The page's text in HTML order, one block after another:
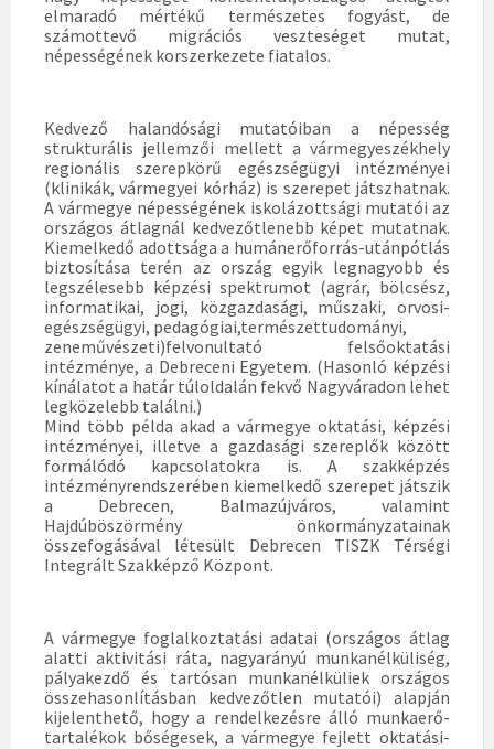
elmaradó mértékű természetes fogyást, de
számottevő migrációs veszteséget mutat,
népességének korszerkezete fiatalos.
Kedvező halandósági mutatóiban a népesség
strukturális jellemzői mellett a vármegyeszékhely
regionális szerepkörű egészségügyi intézményei
(klinikák, vármegyei kórház) is szerepet játszhatnak.
A vármegye népességének iskolázottsági mutatói az
országos átlagnál kedvezőtlenebb képet mutatnak.
Kiemelkedő adottsága a humánerőforrás-utánpótlás
biztosítása terén az ország egyik legnagyobb és
legszélesebb képzési spektrumot (agrár, bölcsész,
informatikai, jogi, közgazdasági, műszaki, orvosi-
egészségügyi, pedagógiai,természettudományi,
zeneművészeti)felvonultató felsőoktatási
intézménye, a Debreceni Egyetem. (Hasonló képzési
kínálatot a határ túloldalán fekvő Nagyváradon lehet
legközelebb találni.)
Mind több példa akad a vármegye oktatási, képzési
intézményei, illetve a gazdasági szereplők között
formálódó kapcsolatokra is. A szakképzés
intézményrendszerében kiemelkedő szerepet játszik
a Debrecen, Balmazújváros, valamint
Hajdúböszörmény önkormányzatainak
összefogásával létesült Debrecen TISZK Térségi
Integrált Szakképző Központ.
A vármegye foglalkoztatási adatai (országos átlag
alatti aktivitási ráta, nagyarányú munkanélküliség,
pályakezdő és tartósan munkanélküliek országos
összehasonlításban kedvezőtlen mutatói) alapján
kijelenthető, hogy a rendelkezésre álló munkaerő-
tartalékok bőségesek, a vármegye fejlett oktatási-